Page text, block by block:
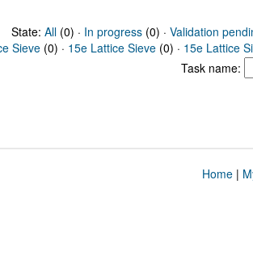
State: All(0) · In progress(0) · Validation
Sieve (0) · 15e Lattice Sieve (0) · 15e Lattice
Task name:
Home|